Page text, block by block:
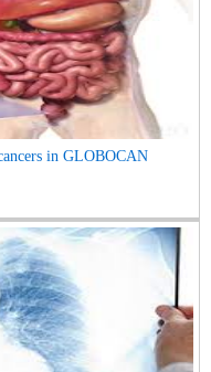
in GLOBOCAN